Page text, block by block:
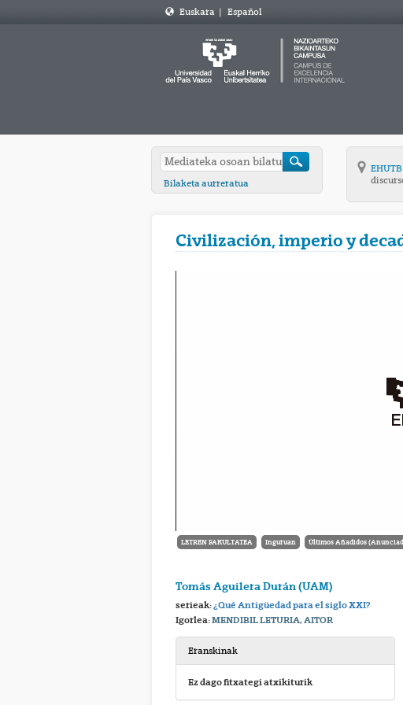
Euskara | Español
Bilaketa aurreratua
EHUTB
Civilización, imperio y
LETREN FAKULTATEA Inguruan Últimos Añadidos
Tomás Aguilera Durán (UAM)
serieak:¿Qué Antigüedad para el siglo XXI?
Igorlea:MENDIBIL LETURIA, AITOR
Eranskinak
Ez dago fitxategi atxikiturik